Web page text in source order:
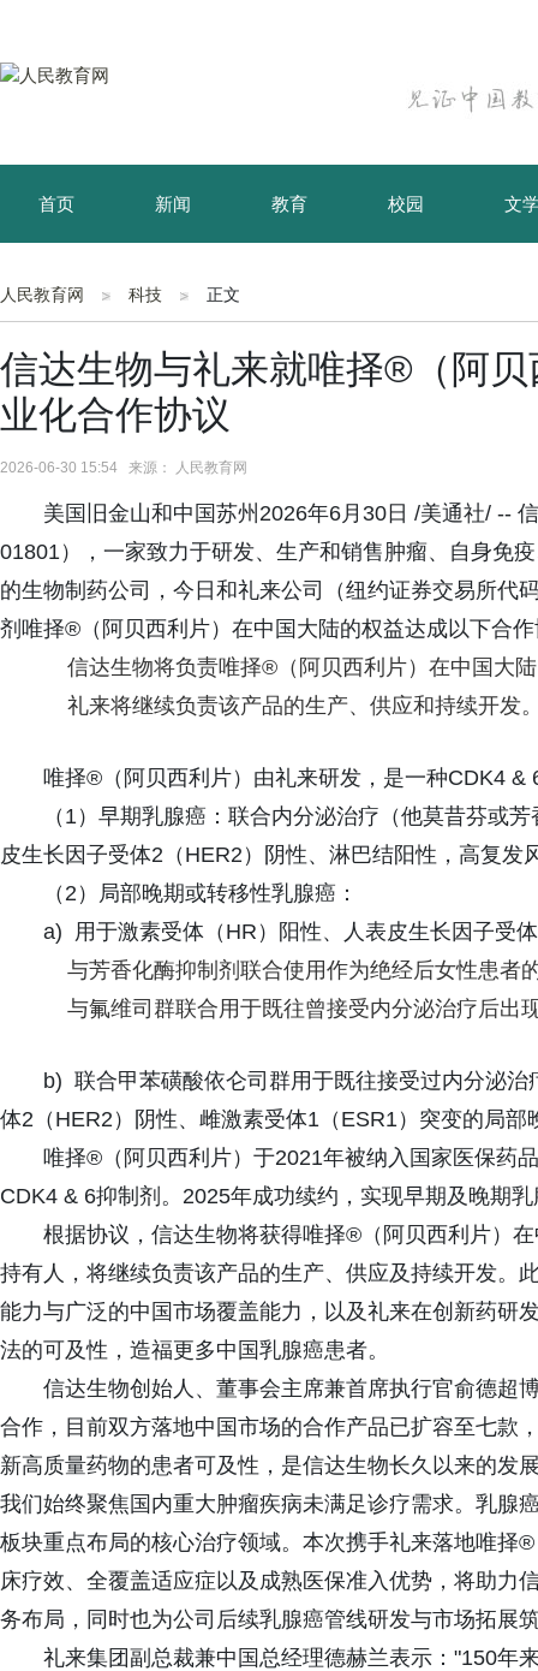
首页 新闻 教育 校园 文
育儿 资讯
人民教育网 科技 正文
信达生物与礼来就唯择®（阿
业化合作协议
2026-06-30 15:54 来源： 人民教育网
美国旧金山和中国苏州2026年6月30日 /美通社/ --
01801），一家致力于研发、生产和销售肿瘤、自身免
的生物制药公司，今日和礼来公司（纽约证券交易所代
剂唯择®（阿贝西利片）在中国大陆的权益达成以下合
信达生物将负责唯择®（阿贝西利片）在中国大
礼来将继续负责该产品的生产、供应和持续开发
唯择®（阿贝西利片）由礼来研发，是一种CDK4
（1）早期乳腺癌：联合内分泌治疗（他莫昔芬或
皮生长因子受体2（HER2）阴性、淋巴结阳性，高复发
（2）局部晚期或转移性乳腺癌：
a) 用于激素受体（HR）阳性、人表皮生长因子受
与芳香化酶抑制剂联合使用作为绝经后女性患者
与氟维司群联合用于既往曾接受内分泌治疗后出
b) 联合甲苯磺酸依仑司群用于既往接受过内分泌
体2（HER2）阴性、雌激素受体1（ESR1）突变的局
唯择®（阿贝西利片）于2021年被纳入国家医保药
CDK4 & 6抑制剂。2025年成功续约，实现早期及晚期
根据协议，信达生物将获得唯择®（阿贝西利片）
持有人，将继续负责该产品的生产、供应及持续开发。
能力与广泛的中国市场覆盖能力，以及礼来在创新药研
法的可及性，造福更多中国乳腺癌患者。
信达生物创始人、董事会主席兼首席执行官俞德超
合作，目前双方落地中国市场的合作产品已扩容至七款
新高质量药物的患者可及性，是信达生物长久以来的发
我们始终聚焦国内重大肿瘤疾病未满足诊疗需求。乳腺
板块重点布局的核心治疗领域。本次携手礼来落地唯择
床疗效、全覆盖适应症以及成熟医保准入优势，将助力
务布局，同时也为公司后续乳腺癌管线研发与市场拓展
礼来集团副总裁兼中国总经理德赫兰表示："150年